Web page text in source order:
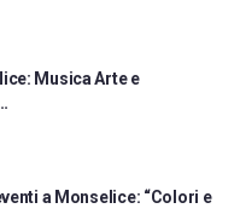
Musica Arte e
a Monselice: “Colori e